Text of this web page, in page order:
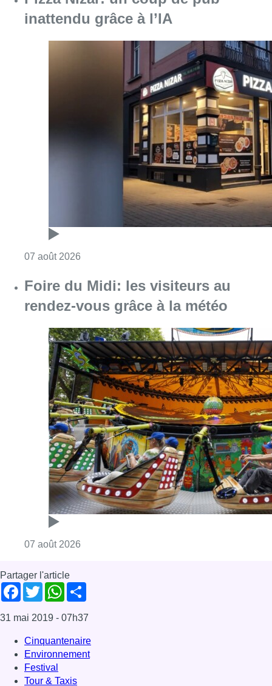
inattendu grâce à l’IA
07 août 2026
Foire du Midi: les visiteurs au
rendez-vous grâce à la météo
07 août 2026
Partager l'article
Facebook
TwitterWhatsApp
31 mai 2019 - 07h37
Cinquantenaire
Environnement
Festival
Tour & Taxis